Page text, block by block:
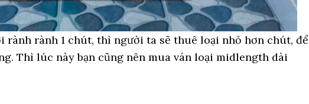
rành rành 1 chút, thì người ta sẽ thuê loại nhỏ hơn chút, để
Thì lúc này bạn cũng nên mua ván loại midlength dài